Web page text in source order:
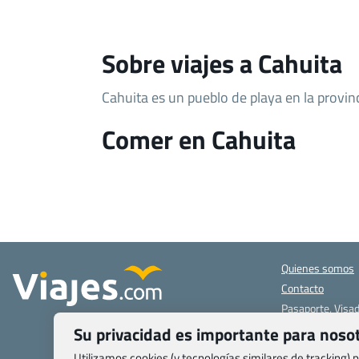
Sobre viajes a Cahuita
Cahuita es un pueblo de playa en la
Comer en Cahuita
Quienes somos
Contacto
Pasaporte,
Blog de
Su privacidad es importante para